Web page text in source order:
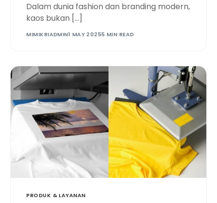
Dalam dunia fashion dan branding modern,
kaos bukan […]
MIMIKRIADMIN1 MAY 20255 MIN READ
PRODUK & LAYANAN